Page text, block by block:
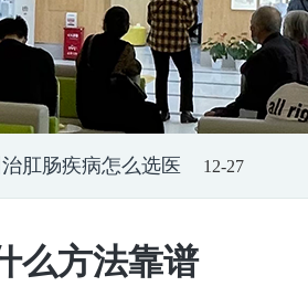
肛肠疾病怎么选医 12-27
么方法靠谱